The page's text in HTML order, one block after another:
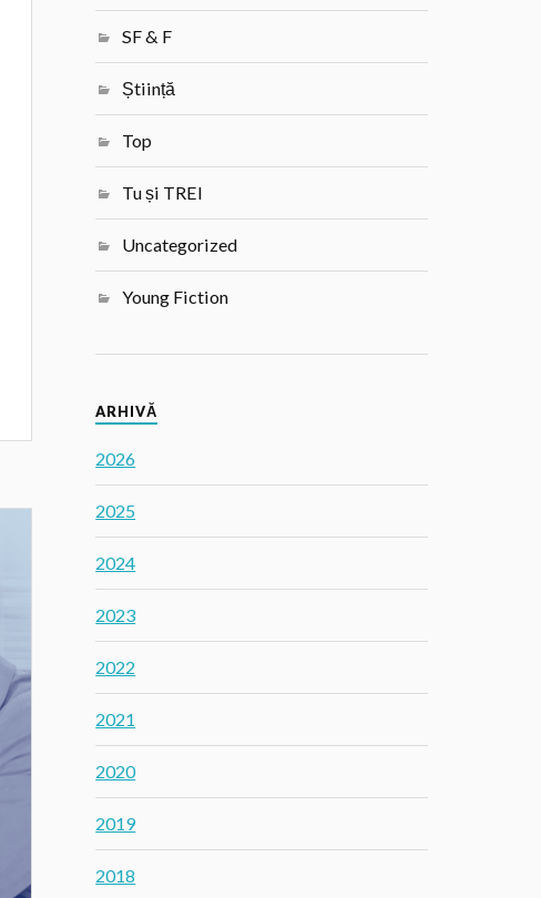
SF & F
Știință
Top
Tu și TREI
Uncategorized
Young Fiction
ARHIVĂ
2026
2025
2024
2023
2022
2021
2020
2019
2018